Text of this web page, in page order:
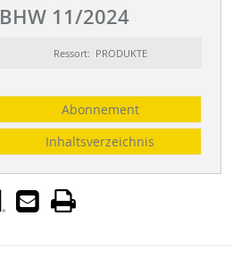
BHW 11/2024
Ressort: PRODUKTE
Abonnement
Inhaltsverzeichnis